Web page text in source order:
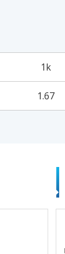
1k
1.67